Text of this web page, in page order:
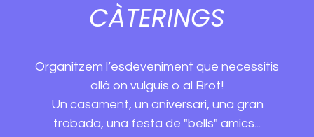
CÀTERINGS
Organitzem l’esdeveniment que necessitis
allà on vulguis o al Brot!
Un casament, un aniversari, una gran
trobada, una festa de "bells" amics...